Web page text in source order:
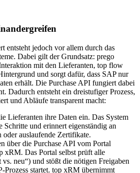
entsteht jedoch vor allem durch das
Dabei gilt der Grundsatz: prego
mit den Lieferanten, top flow
und sorgt dafür, dass SAP nur
erhält. Die Purchase API fungiert dabei
Dadurch entsteht ein dreistufiger Prozess,
und Abläufe transparent macht:
Lieferanten ihre Daten ein. Das System
Schritte und erinnert eigenständig an
oder auslaufende Zertifikate.
über die Purchase API vom Portal
xRM. Das Portal selbst prüft alle
vs. neu“) und stößt die nötigen Freigaben
Prozess startet. top xRM übernimmt